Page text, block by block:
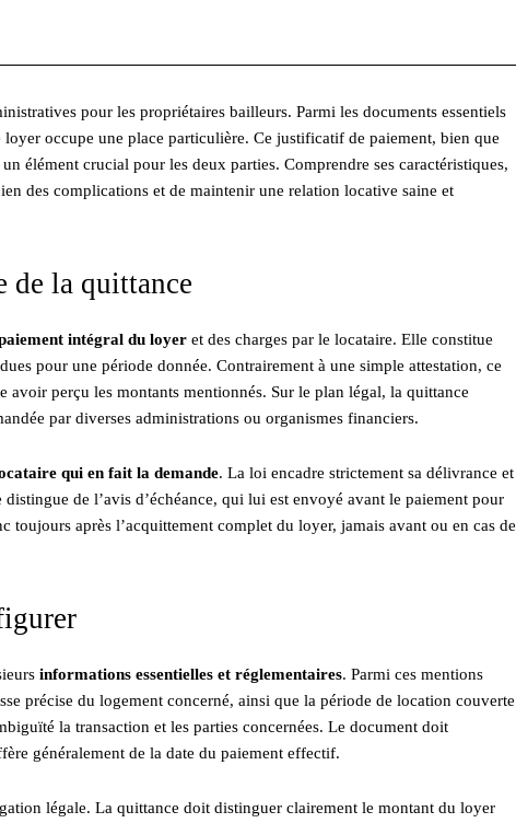
pour les propriétaires bailleurs. Parmi les documents essentiels
occupe une place particulière. Ce justificatif de paiement, bien que
élément crucial pour les deux parties. Comprendre ses caractéristiques,
des complications et de maintenir une relation locative saine et
la quittance
intégral du loyer et des charges par le locataire. Elle constitue
pour une période donnée. Contrairement à une simple attestation, ce
perçu les montants mentionnés. Sur le plan légal, la quittance
par diverses administrations ou organismes financiers.
qui en fait la demande. La loi encadre strictement sa délivrance et
de l’avis d’échéance, qui lui est envoyé avant le paiement pour
après l’acquittement complet du loyer, jamais avant ou en cas de
informations essentielles et réglementaires. Parmi ces mentions
précise du logement concerné, ainsi que la période de location couverte
la transaction et les parties concernées. Le document doit
généralement de la date du paiement effectif.
légale. La quittance doit distinguer clairement le montant du loyer